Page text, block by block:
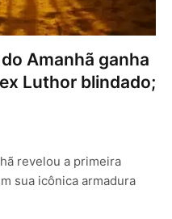
Amanhã ganha
Luthor blindado;
revelou a primeira
sua icônica armadura